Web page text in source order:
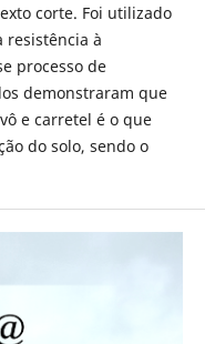
corte. Foi utilizado
à
processo de
demonstraram que
e carretel é o que
do solo, sendo o